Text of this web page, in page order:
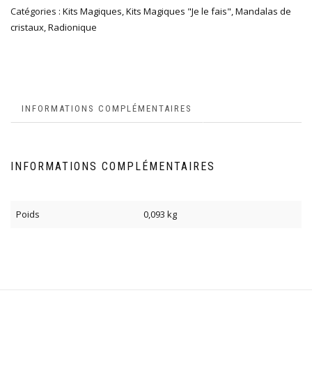
Catégories : Kits Magiques,Kits Magiques "Je le fais",Mandalas de
cristaux,Radionique
INFORMATIONS COMPLÉMENTAIRES
INFORMATIONS COMPLÉMENTAIRES
Poids 0,093 kg